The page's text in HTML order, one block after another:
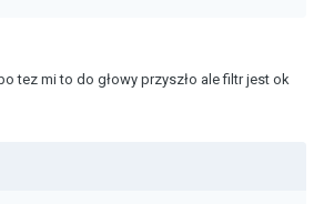
tez mi to do głowy przyszło ale filtr jest ok